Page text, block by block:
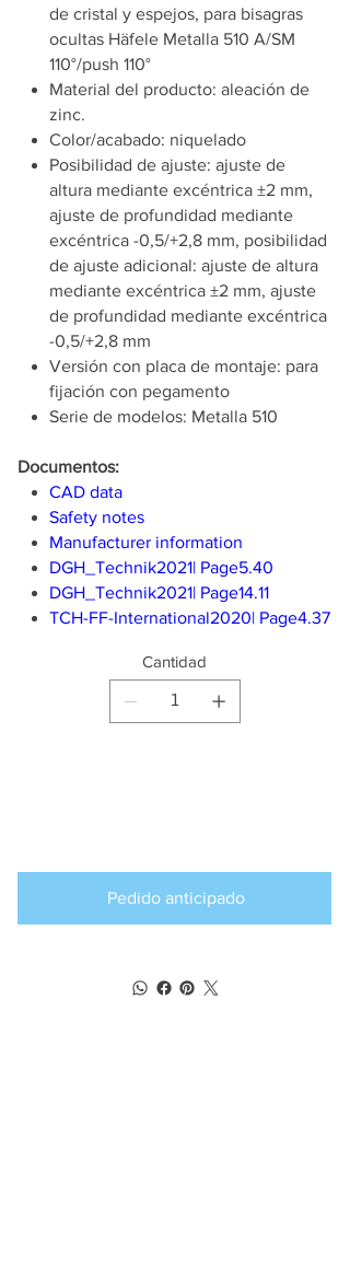
de cristal y espejos, para bisagras
ocultas Häfele Metalla 510 A/SM
110°/push 110°
Material del producto: aleación de
zinc.
Color/acabado: niquelado
Posibilidad de ajuste: ajuste de
altura mediante excéntrica ±2 mm,
ajuste de profundidad mediante
excéntrica -0,5/+2,8 mm, posibilidad
de ajuste adicional: ajuste de altura
mediante excéntrica ±2 mm, ajuste
de profundidad mediante excéntrica
-0,5/+2,8 mm
Versión con placa de montaje: para
fijación con pegamento
Serie de modelos: Metalla 510
Documentos:
CAD data
Safety notes
Manufacturer information
DGH_Technik2021| Page5.40
DGH_Technik2021| Page14.11
TCH-FF-International2020| Page4.37
Cantidad
Pedido anticipado